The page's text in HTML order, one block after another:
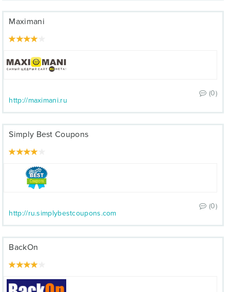
Maximani
(0)
http://maximani.ru
Simply Best Coupons
(0)
http://ru.simplybestcoupons.com
BackOn